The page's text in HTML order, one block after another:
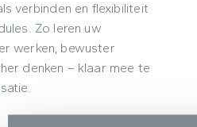
verbinden en flexibiliteit
Zo leren uw
werken, bewuster
denken – klaar mee te